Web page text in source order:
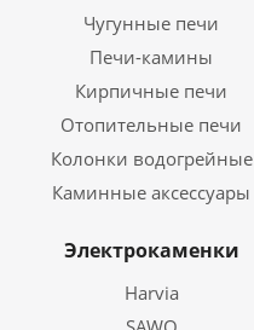
Чугунные печи
Печи-камины
Кирпичные печи
Отопительные печи
Колонки водогрейные
Каминные аксессуары
Электрокаменки
Harvia